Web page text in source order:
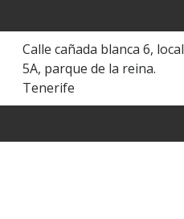
Calle cañada blanca 6, local
5A, parque de la reina.
Tenerife